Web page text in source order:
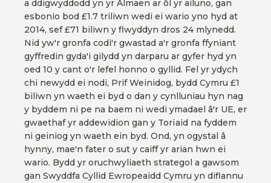
a ddigwyddodd yn yr Almaen ar ôl yr ailuno, gan
esbonio bod £1.7 triliwn wedi ei wario yno hyd at
2014, sef £71 biliwn y flwyddyn dros 24 mlynedd.
Nid yw'r gronfa codi'r gwastad a'r gronfa ffyniant
gyffredin gyda'i gilydd yn darparu ar gyfer hyd yn
oed 10 y cant o'r lefel honno o gyllid. Fel yr ydych
chi newydd ei nodi, Prif Weinidog, bydd Cymru £1
biliwn yn waeth ei byd o dan y cynlluniau hyn nag
y byddem ni pe na baem ni wedi ymadael â'r UE, er
gwaethaf yr addewidion gan y Torïaid na fyddem
ni geiniog yn waeth ein byd. Ond, yn ogystal â
hynny, mae'n fater o sut y caiff yr arian hwn ei
wario. Bydd yr oruchwyliaeth strategol a gawsom
gan Swyddfa Cyllid Ewropeaidd Cymru yn diflannu